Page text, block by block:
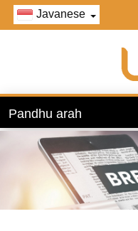
Javanese
Pandhu arah